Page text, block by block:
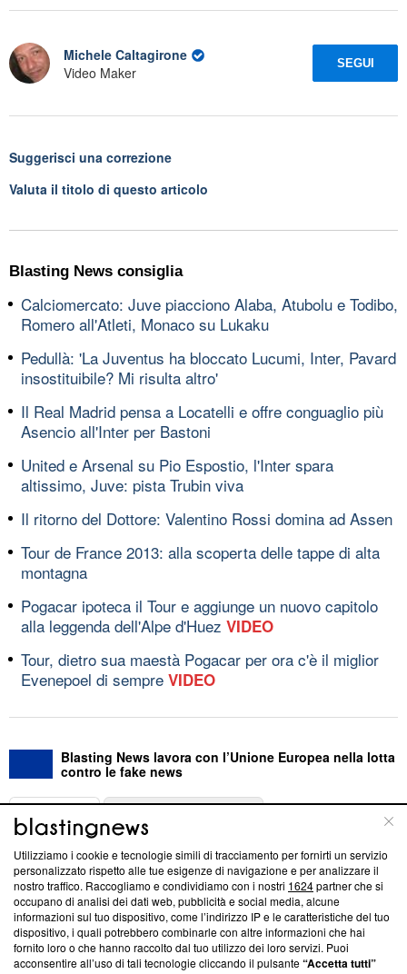
Michele Caltagirone
Video Maker
SEGUI
Suggerisci una correzione
Valuta il titolo di questo articolo
Blasting News consiglia
Calciomercato: Juve piacciono Alaba, Atubolu e Todibo,
Romero all'Atleti, Monaco su Lukaku
Pedullà: 'La Juventus ha bloccato Lucumi, Inter, Pavard
insostituibile? Mi risulta altro'
Il Real Madrid pensa a Locatelli e offre conguaglio più
Asencio all'Inter per Bastoni
United e Arsenal su Pio Espostio, l'Inter spara
altissimo, Juve: pista Trubin viva
Il ritorno del Dottore: Valentino Rossi domina ad Assen
Tour de France 2013: alla scoperta delle tappe di alta
montagna
Pogacar ipoteca il Tour e aggiunge un nuovo capitolo
alla leggenda dell'Alpe d'Huez VIDEO
Tour, dietro sua maestà Pogacar per ora c'è il miglior
Evenepoel di sempre VIDEO
Blasting News lavora con l’Unione Europea nella lotta
contro le fake news
ABOUT
Questa sezione offre informazioni trasparenti su Blasting
News, sui nostri processi editoriali e su come ci impegniamo a
creare news di qualità. Inoltre, afferma la nostra aderenza a
‘Trust Project - News with Integrity’Blasting News non è
ancora membro del programma, ma ha richiesto di farne
parte; Trust Project non ha ancora effettuato una verifica di
Utilizziamo i cookie e tecnologie simili di tracciamento per fornirti un servizio
personalizzato rispetto alle tue esigenze di navigazione e per analizzare il
nostro traffico. Raccogliamo e condividiamo con i nostri 1624partner che si
occupano di analisi dei dati web, pubblicità e social media, alcune
informazioni sul tuo dispositivo, come l’indirizzo IP e le caratteristiche del tuo
dispositivo, i quali potrebbero combinarle con altre informazioni che hai
fornito loro o che hanno raccolto dal tuo utilizzo dei loro servizi. Puoi
acconsentire all’uso di tali tecnologie cliccando il pulsante“Accetta tutti”